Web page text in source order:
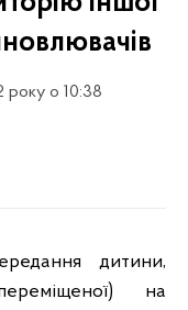
року о 10:38
дитини,
на